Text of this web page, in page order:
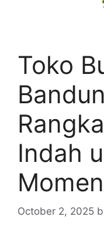
Toko
Indah
October 2, 2025